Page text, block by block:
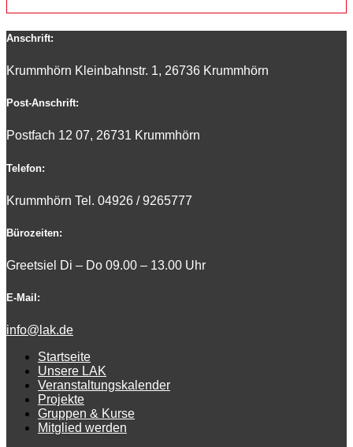
Anschrift:
Krummhörn Kleinbahnstr. 1, 26736 Krummhörn
Post-Anschrift:
Postfach 12 07, 26731 Krummhörn
Telefon:
Krummhörn Tel. 04926 / 9265777
Bürozeiten:
Greetsiel Di – Do 09.00 – 13.00 Uhr
E-Mail:
info@lak.de
Startseite
Unsere LAK
Veranstaltungskalender
Projekte
Gruppen & Kurse
Mitglied werden